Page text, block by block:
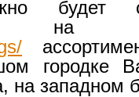
будет
городке
на западном